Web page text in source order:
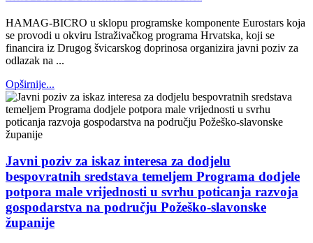
HAMAG-BICRO u sklopu programske komponente Eurostars koja
se provodi u okviru Istraživačkog programa Hrvatska, koji se
financira iz Drugog švicarskog doprinosa organizira javni poziv za
odlazak na ...
Opširnije...
Javni poziv za iskaz interesa za dodjelu
bespovratnih sredstava temeljem Programa dodjele
potpora male vrijednosti u svrhu poticanja razvoja
gospodarstva na području Požeško-slavonske
županije